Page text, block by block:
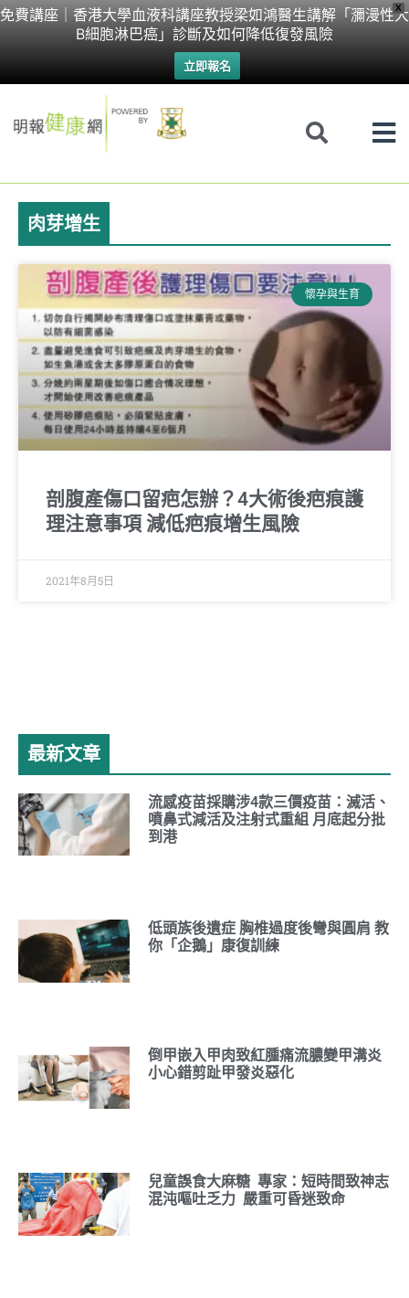
X
免費講座｜香港大學血液科講座教授梁如鴻醫生講解「瀰漫性大
B細胞淋巴癌」診斷及如何降低復發風險
立即報名
Skip
肉芽增生
懷孕與生育
剖腹產傷口留疤怎辦？4大術後疤痕護
理注意事項 減低疤痕增生風險
2021年8月5日
最新文章
流感疫苗採購涉4款三價疫苗：滅活、
噴鼻式減活及注射式重組 月底起分批
到港
低頭族後遺症 胸椎過度後彎與圓肩 教
你「企鵝」康復訓練
倒甲嵌入甲肉致紅腫痛流膿變甲溝炎
小心錯剪趾甲發炎惡化
兒童誤食大麻糖 專家：短時間致神志
混沌嘔吐乏力 嚴重可昏迷致命